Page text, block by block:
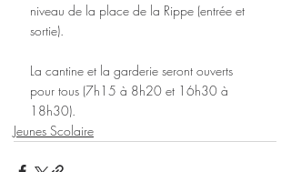
niveau de la place de la Rippe (entrée et
sortie).
La cantine et la garderie seront ouverts
pour tous (7h15 à 8h20 et 16h30 à
18h30).
Jeunes Scolaire